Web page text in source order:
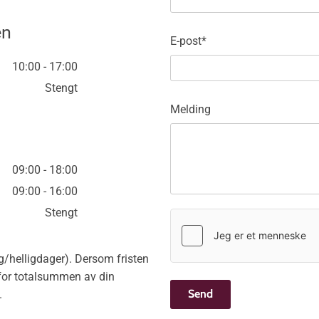
10:00 - 17:00
Stengt
09:00 - 18:00
09:00 - 16:00
Stengt
helligdager). Dersom fristen
totalsummen av din
E-post*
Melding